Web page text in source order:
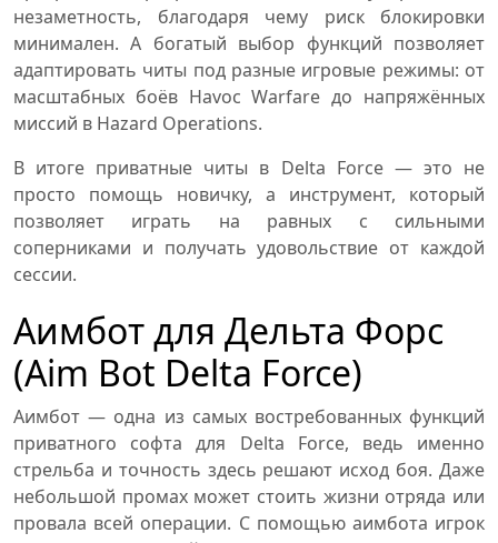
незаметность, благодаря чему риск блокировки
минимален. А богатый выбор функций позволяет
адаптировать читы под разные игровые режимы: от
масштабных боёв Havoc Warfare до напряжённых
миссий в Hazard Operations.
В итоге приватные читы в Delta Force — это не
просто помощь новичку, а инструмент, который
позволяет играть на равных с сильными
соперниками и получать удовольствие от каждой
сессии.
Аимбот для Дельта Форс
(Aim Bot Delta Force)
Аимбот — одна из самых востребованных функций
приватного софта для Delta Force, ведь именно
стрельба и точность здесь решают исход боя. Даже
небольшой промах может стоить жизни отряда или
провала всей операции. С помощью аимбота игрок